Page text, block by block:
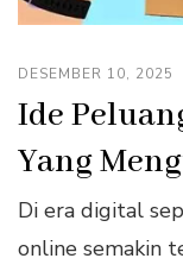
DESEMBER 10, 2025
Ide
Yang
Di era digital
online semakin